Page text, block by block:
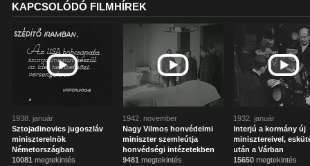
KAPCSOLÓDÓ FILMHÍREK
1938. január
Sztojadinovics jugoszláv
miniszterelnök
Németországban
10081 megtekintés
1942. november
Nagy Vilmos honvédelmi
miniszter szemleútja
honvédségi intézetekben
9481 megtekintés
1932. január
Interjú a kormány új
minisztereivel,
után a Várban
15650 megtekintés